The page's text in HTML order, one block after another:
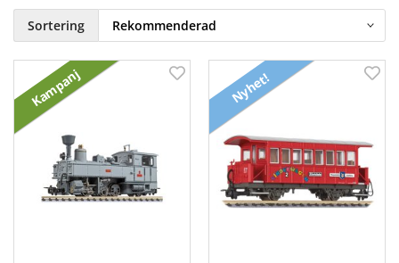
Sortering
Kampanj Nyhet!